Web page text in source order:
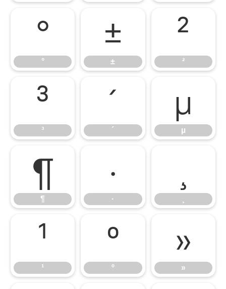
°
°
±
±
²
²
³
³
´
´
µ
µ
¶
¶
·
·
¸
¹
¹
º
º
»
»